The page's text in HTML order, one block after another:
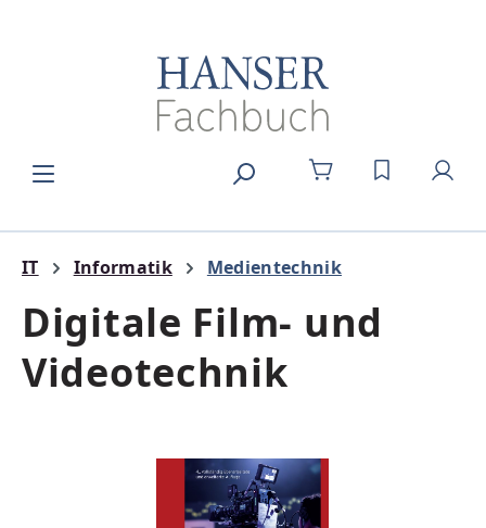
DU HAST 0
IT Informatik Medientechnik
Digitale Film- und
Videotechnik
Bildergalerie überspringen